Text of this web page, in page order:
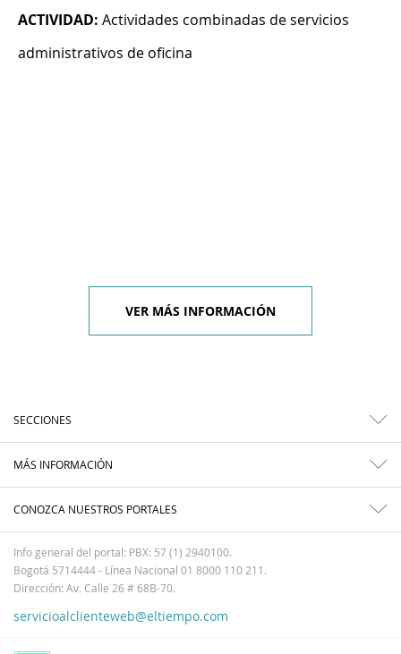
ACTIVIDAD: Actividades combinadas de servicios
administrativos de oficina
VER MÁS INFORMACIÓN
SECCIONES
MÁS INFORMACIÓN
CONOZCA NUESTROS PORTALES
Info general del portal: PBX: 57 (1) 2940100.
Bogotá 5714444 - Línea Nacional 01 8000 110 211.
Dirección: Av. Calle 26 # 68B-70.
servicioalclienteweb@eltiempo.com